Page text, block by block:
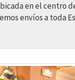
en el centro
envíos a toda